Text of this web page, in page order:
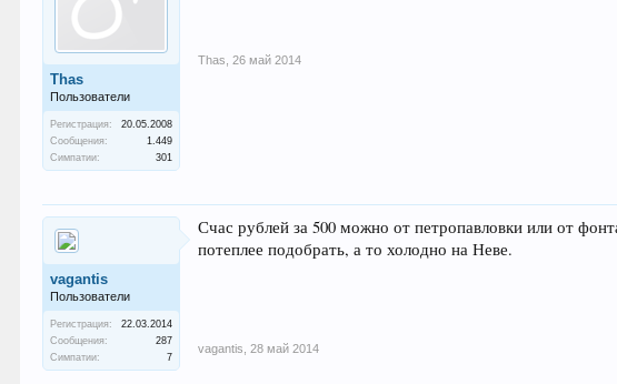
Thas
Пользователи
Регистрация:
20.05.2008
Сообщения:
1.449
Симпатии:
301
Thas 26 май 2014
vagantis
Пользователи
Регистрация:
22.03.2014
Сообщения:
287
Симпатии:
7
Счас рублей за 500 можно от петропавловки или от
потеплее подобрать, а то холодно на Неве.
vagantis 28 май 2014